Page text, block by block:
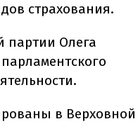
страхования.
партии Олега
в Верховной